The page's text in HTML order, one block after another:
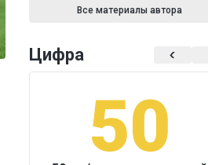
Все материалы автора
Цифра
50